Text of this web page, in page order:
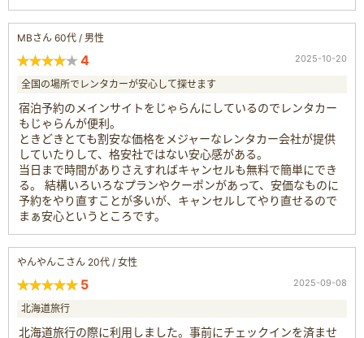
MBさん 60代 / 男性
4 2025-10-20
全国の場所でレンタカーが安心して探せます
宿泊予約のメインサイトをじゃらんにしているのでレンタカー
もじゃらんが便利。
ときどきとても割安な価格をメジャーなレンタカー会社が提供
していたりして、格安社ではない安心感がある。
当日まで時間がありさえすればキャンセルも無料で簡単にでき
る。 結構いろいろなプランやクーポンがあって、安価なものに
予約をやり直すことが多いが、キャンセルしてやり直せるので
まぁ安心というところです。
やんやんこさん 20代 / 女性
5 2025-09-08
北海道旅行
北海道旅行の際に利用しました。事前にチェックインを済ませ